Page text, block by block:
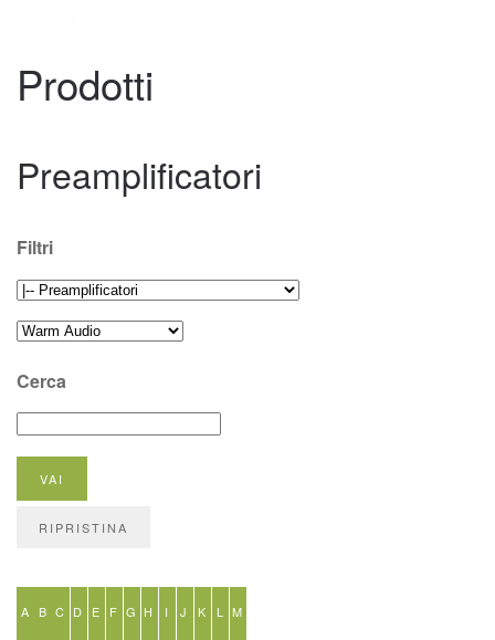
Prodotti
Preamplificatori
Filtri
Cerca
A B C D E F G H I J K L M